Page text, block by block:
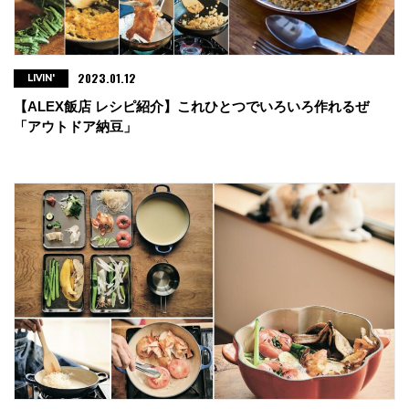
【ALEX飯店 レシピ紹介】これひとつでいろいろ作れるぜ
「アウトドア納豆」
LIVIN' 2023.01.12